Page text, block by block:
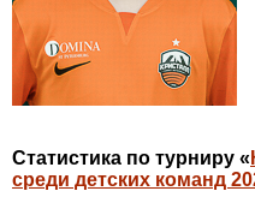
Статистика по турниру «
среди детских команд